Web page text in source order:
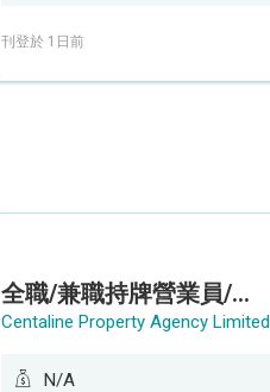
刊登於 1日前
全職/兼職持牌營業員/持牌地產代理 (長沙灣/將軍澳/油塘)
Centaline Property Agency Limited
N/A